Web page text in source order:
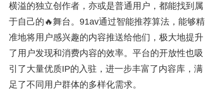
横溢的独立创作者，亦或是普通用户，都能找到属
于自己的🔥舞台。91av通过智能推荐算法，能够精
准地将用户感兴趣的内容推送给他们，极大地提升
了用户发现和消费内容的效率。平台的开放性也吸
引了大量优质IP的入驻，进一步丰富了内容库，满
足了不同用户群体的多样化需求。